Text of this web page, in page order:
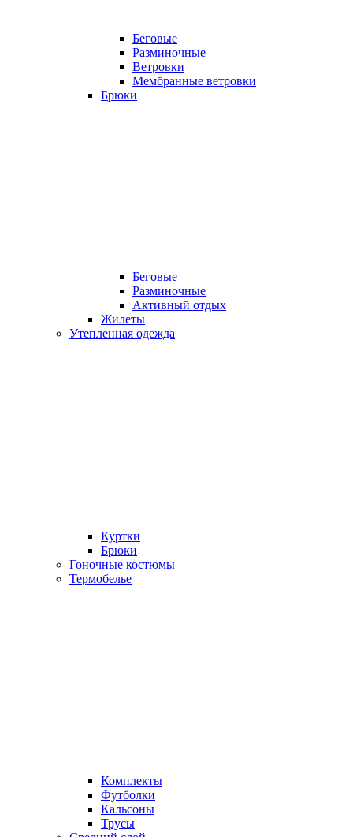
Беговые
Разминочные
Ветровки
Мембранные ветровки
Брюки
Беговые
Разминочные
Активный отдых
Жилеты
Утепленная одежда
Куртки
Брюки
Гоночные костюмы
Термобелье
Комплекты
Футболки
Кальсоны
Трусы